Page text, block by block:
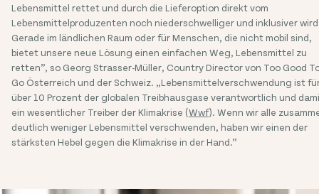
Lebensmittel rettet und durch die Lieferoption direkt vom
Lebensmittelproduzenten noch niederschwelliger und inklusiver
Gerade im ländlichen Raum oder für Menschen, die nicht mobil sind,
bietet unsere neue Lösung einen einfachen Weg, Lebensmittel zu
retten”, so Georg Strasser-Müller, Country Director von Too Good
Go Österreich und der Schweiz. „Lebensmittelverschwendung ist
über 10 Prozent der globalen Treibhausgase verantwortlich und
ein wesentlicher Treiber der Klimakrise (Wwf). Wenn wir alle
deutlich weniger Lebensmittel verschwenden, haben wir einen der
stärksten Hebel gegen die Klimakrise in der Hand.”